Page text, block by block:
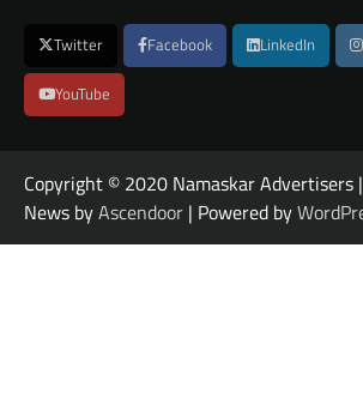
Twitter Facebook LinkedIn
YouTube
Copyright © 2020 Namaskar Advertisers
News byAscendoor | Powered by